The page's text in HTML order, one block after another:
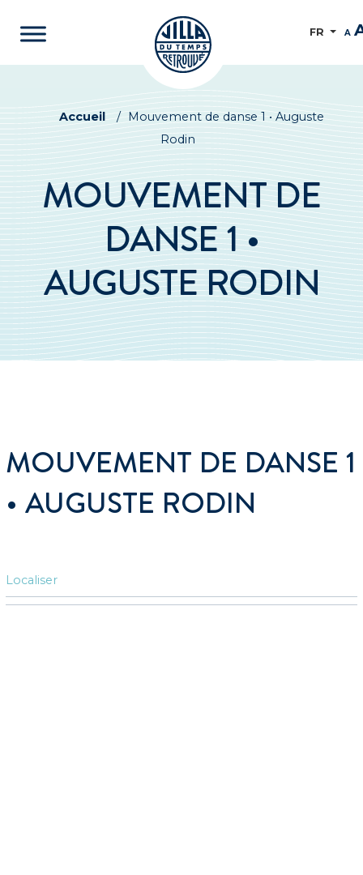
FR A
Accueil / Mouvement de danse 1 • Auguste
Rodin
MOUVEMENT DE
DANSE 1 •
AUGUSTE RODIN
MOUVEMENT DE DANSE 1
• AUGUSTE RODIN
Localiser